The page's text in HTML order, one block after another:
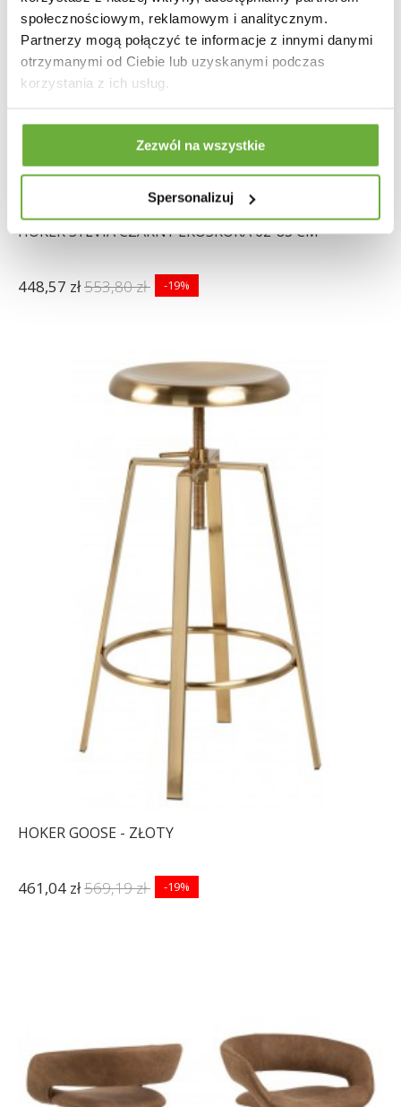
społecznościowym, reklamowym i analitycznym.
Partnerzy mogą połączyć te informacje z innymi danymi
otrzymanymi od Ciebie lub uzyskanymi podczas
korzystania z ich usług.
Zezwól na wszystkie
Spersonalizuj
HOKER SYLVIA CZARNY EKOSKÓRA 62-83 CM
448,57 zł553,80 zł -19%
HOKER GOOSE - ZŁOTY
461,04 zł569,19 zł -19%